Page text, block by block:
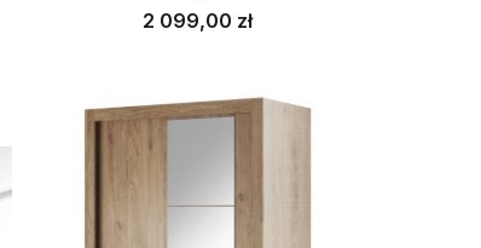
Cena
2 099,00 zł